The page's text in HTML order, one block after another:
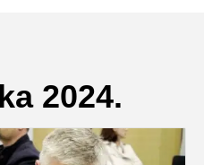
2024.